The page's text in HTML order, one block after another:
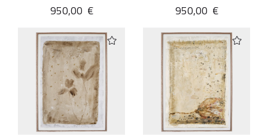
950,00 € 950,00 €